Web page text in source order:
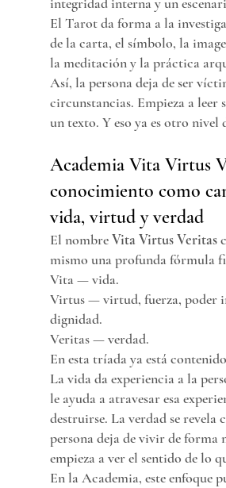
El Tarot da forma a la
de la carta, el símbolo, la
la meditación y la práctica
Así, la persona deja de ser
circunstancias. Empieza a leer
un texto. Y eso ya es otro nivel
Academia Vita Virtus
conocimiento como
vida, virtud y verdad
El nombre Vita Virtus Veritas
mismo una profunda fórmula
Vita — vida.
Virtus — virtud, fuerza, poder
dignidad.
Veritas — verdad.
En esta tríada ya está
La vida da experiencia a la
le ayuda a atravesar esa
destruirse. La verdad se revela
persona deja de vivir de forma
empieza a ver el sentido de lo
En la Academia, este enfoque